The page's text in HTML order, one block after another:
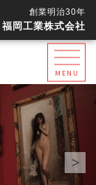
創業明治30年
福岡工業株式会社
MENU